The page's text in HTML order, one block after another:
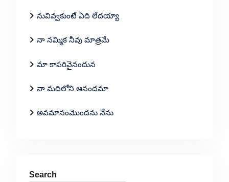
నువివ్వకుంటే ఏది లేదయ్యా
నా నమ్మిక నీవు మాత్రమే
మా కాపరివైనందున
నా మదిలోని ఆనందమా
అవమానంమొందను నేను
Search